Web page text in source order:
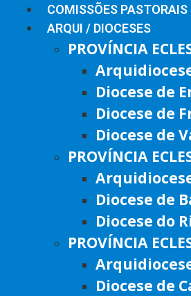
COMISSÕES PASTORAIS
ARQUI / DIOCESES
PROVÍNCIA
Diocese de
Diocese de
Diocese de
PROVÍNCIA
Diocese de
Diocese do
PROVÍNCIA
Diocese de